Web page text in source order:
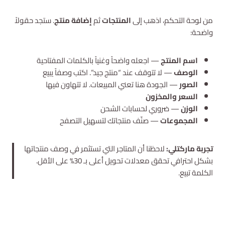
من لوحة التحكم، اذهب إلىالمنتجاتثمإضافة منتج. ستجد حقولاً
واضحة:
اسم المنتج— اجعله واضحاً وغنياً بالكلمات المفتاحية
الوصف— لا تتوقف عند “منتج جيد”. اكتب وصفاً يبيع
الصور— الجودة هنا تعني المبيعات. لا تتهاون فيها
السعر والمخزون
الوزن— ضروري لحسابات الشحن
المجموعات— صنّف منتجاتك لتسهيل التصفح
تجربة ماركتلي:لاحظنا أن المتاجر التي تستثمر في وصف منتجاتها
بشكل احترافي تحقق معدلات تحويل أعلى بـ 30% على الأقل.
الكلمة تبيع.